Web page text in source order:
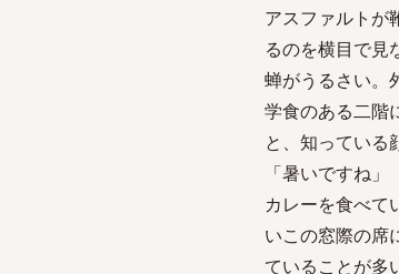
アスファルトが
るのを横目で見
蝉がうるさい。
学食のある二階
と、知っている
「暑いですね」
カレーを食べて
いこの窓際の席
ていることが多